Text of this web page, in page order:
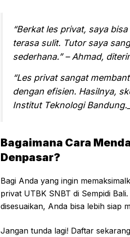
“Berkat les privat, saya
terasa sulit. Tutor saya
sederhana.” – Ahmad,
“Les privat sangat
dengan efisien. Hasilnya,
Institut Teknologi Bandung._
Bagaimana Cara
Denpasar?
Bagi Anda yang ingin
privat UTBK SNBT di Sempidi
disesuaikan, Anda bisa lebih siap
Jangan tunda lagi! Daftar